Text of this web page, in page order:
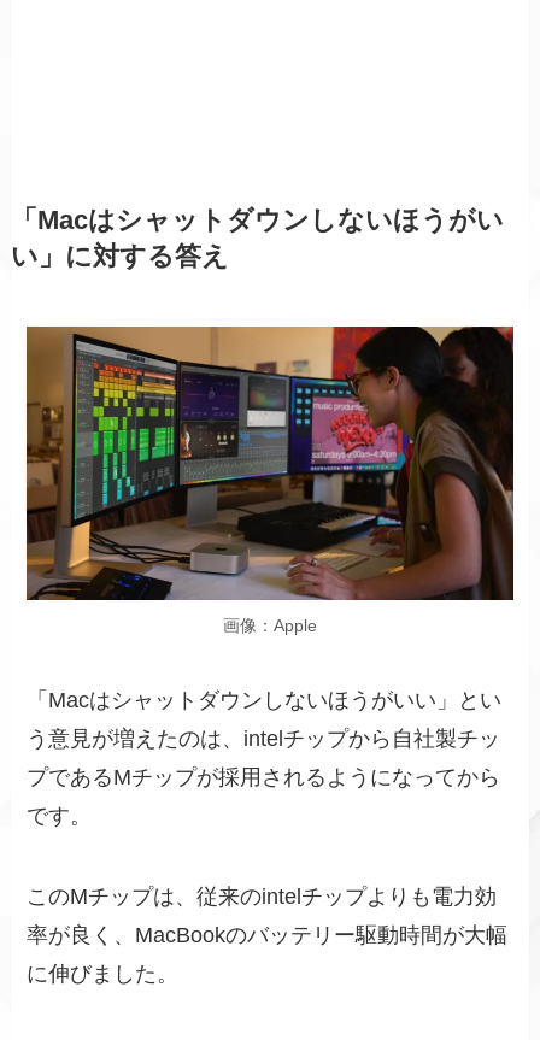
「Macはシャットダウンしないほうがい
い」に対する答え
画像：Apple
「Macはシャットダウンしないほうがいい」とい
う意見が増えたのは、intelチップから自社製チッ
プであるMチップが採用されるようになってから
です。
このMチップは、従来のintelチップよりも電力効
率が良く、MacBookのバッテリー駆動時間が大幅
に伸びました。